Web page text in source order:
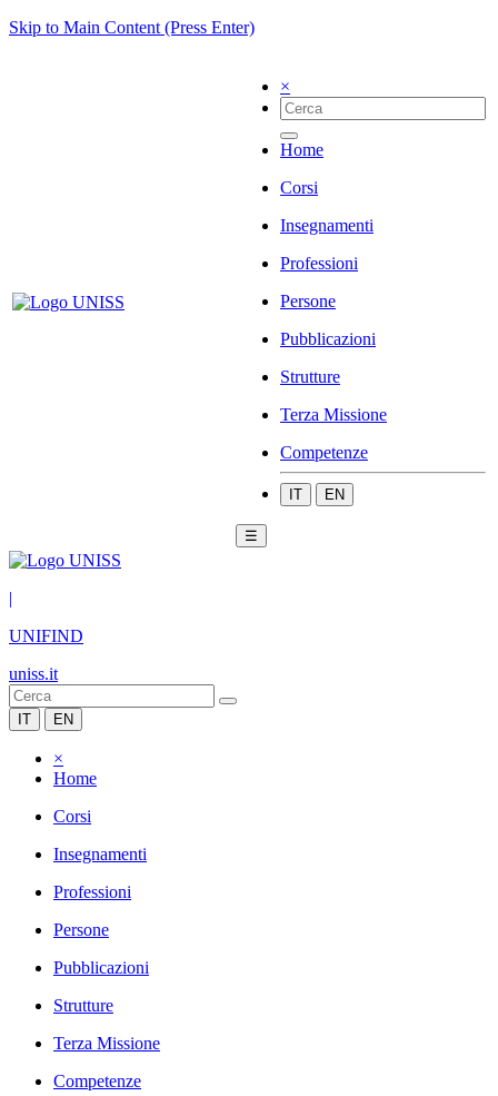
Skip to Main Content (Press Enter)
×
Home
Corsi
Insegnamenti
Professioni
Persone
Pubblicazioni
Strutture
Terza Missione
Competenze
IT EN
☰
|
UNIFIND
uniss.it
IT EN
×
Home
Corsi
Insegnamenti
Professioni
Persone
Pubblicazioni
Strutture
Terza Missione
Competenze